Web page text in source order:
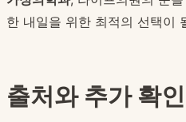
한 내일을 위한 최적의 선택이
출처와 추가 확인